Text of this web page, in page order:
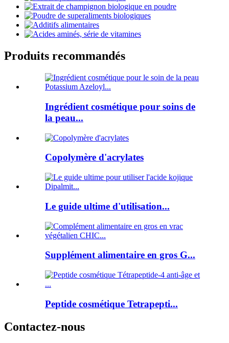
Produits recommandés
Ingrédient cosmétique pour soins de
la peau...
Copolymère d'acrylates
Le guide ultime d'utilisation...
Supplément alimentaire en gros G...
Peptide cosmétique Tetrapepti...
Contactez-nous